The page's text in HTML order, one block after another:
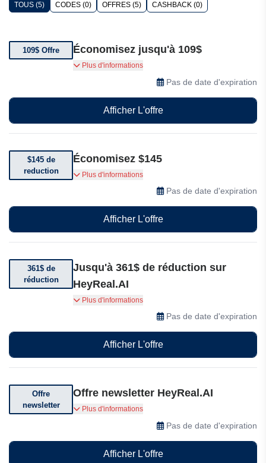
TOUS (5) CODES (0) OFFRES (5) CASHBACK (0)
109$ Offre Économisez jusqu'à 109$
Obtenez 109$ de rabais sur le forfait standard
Plus d'informations
Pas de date d'expiration
Afficher L'offre
$145 de
reduction
Économisez $145
Économisez $145 sur le forfait annuel Premium
Plus d'informations
Pas de date d'expiration
Afficher L'offre
361$ de
réduction
Jusqu'à 361$ de réduction sur
HeyReal.AI
Bénéficiez de jusqu'à 361$ de réduction sur
Plus d'informations
Pas de date d'expiration
Afficher L'offre
Offre
newsletter
Offre newsletter HeyReal.AI
Abonnez-vous et recevez des offres et des bons
de réduction exceptionnels
Plus d'informations
Pas de date d'expiration
Afficher L'offre